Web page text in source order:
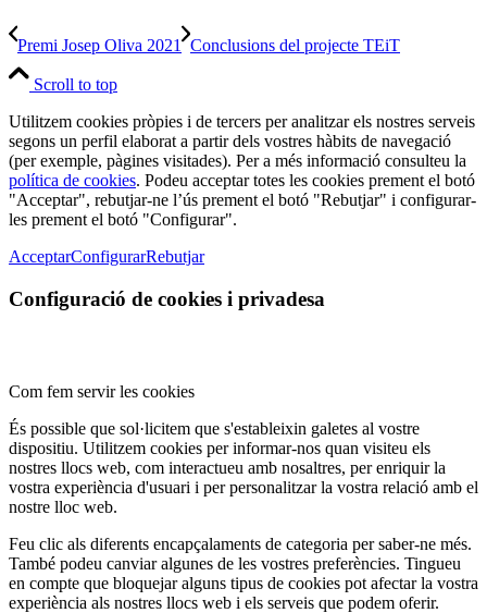
Premi Josep Oliva 2021 Conclusions del projecte TEiT
Scroll to top
Utilitzem cookies pròpies i de tercers per analitzar els nostres serveis
segons un perfil elaborat a partir dels vostres hàbits de navegació
(per exemple, pàgines visitades). Per a més informació consulteu la
política de cookies. Podeu acceptar totes les cookies prement el botó
"Acceptar", rebutjar-ne l’ús prement el botó "Rebutjar" i configurar-
les prement el botó "Configurar".
AcceptarConfigurarRebutjar
Configuració de cookies i privadesa
Com fem servir les cookies
És possible que sol·licitem que s'estableixin galetes al vostre
dispositiu. Utilitzem cookies per informar-nos quan visiteu els
nostres llocs web, com interactueu amb nosaltres, per enriquir la
vostra experiència d'usuari i per personalitzar la vostra relació amb el
nostre lloc web.
Feu clic als diferents encapçalaments de categoria per saber-ne més.
També podeu canviar algunes de les vostres preferències. Tingueu
en compte que bloquejar alguns tipus de cookies pot afectar la vostra
experiència als nostres llocs web i els serveis que podem oferir.